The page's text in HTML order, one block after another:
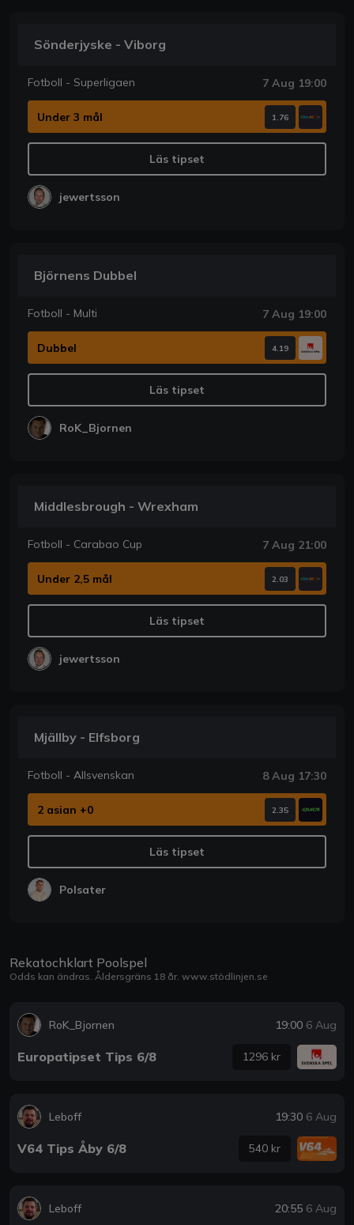
Sönderjyske - Viborg
Fotboll - Superligaen 7 Aug 19:00
Under 3 mål 1.76
Läs tipset
jewertsson
Björnens Dubbel
Fotboll - Multi 7 Aug 19:00
Dubbel 4.19
Läs tipset
RoK_Bjornen
Middlesbrough - Wrexham
Fotboll - Carabao Cup 7 Aug 21:00
Under 2,5 mål 2.03
Läs tipset
jewertsson
Mjällby - Elfsborg
Fotboll - Allsvenskan 8 Aug 17:30
2 asian +0 2.35
Läs tipset
Polsater
Rekatochklart Poolspel
Odds kan ändras. Åldersgräns 18 år. www.stödlinjen.se
RoK_Bjornen 19:00 6 Aug
Europatipset Tips 6/8 1296 kr
Leboff 19:30 6 Aug
V64 Tips Åby 6/8 540 kr
Leboff 20:55 6 Aug